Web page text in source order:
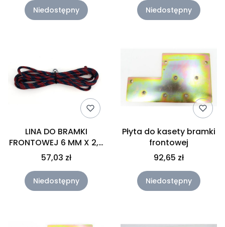
Niedostępny Niedostępny
LINA DO BRAMKI
FRONTOWEJ 6 MM X 2,8
M ODPORNA NA
ŚCIERANIE Z ZACISKIEM
57,03 zł
Niedostępny
Płyta do kasety bramki
frontowej
92,65 zł
Niedostępny